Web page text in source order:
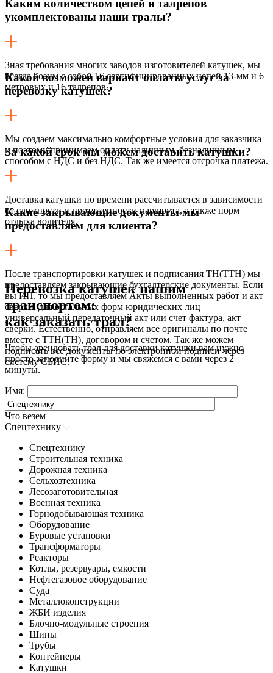
Каким количеством цепей и талрепов
укомплектованы наши тралы?
Зная требования многих заводов изготовителей катушек, мы
всегда возим с собой 16 сертифицированных цепей 13-мм и 6
метровых и 16 талрепов.
Какой возможен вариант оплаты услуг за
перевозку катушек?
Мы создаем максимально комфортные условия для заказчика
и поэтому принимаем оплату наличным, безналичным
способом с НДС и без НДС. Так же имеется отсрочка платежа.
За какой срок мы можем доставить катушки?
Доставка катушки по времени рассчитывается в зависимости
от сложности и протяженности маршрута, а также норм
отдыха водителя.
Какие закрывающие документы мы
предоставляем для клиента?
После транспортировки катушек и подписания ТН(ТТН) мы
предоставляем закрывающие бухгалтерские документы. Если
вы ИП, то мы предоставляем Акты выполненных работ и акт
сверки, для остальных форм юридических лиц –
универсальный передаточный акт или счет фактура, акт
сверки. Естественно, отправляем все оригиналы по почте
вместе с ТТН(ТН), договором и счетом. Так же можем
подписать все документы по электронной подписи через
систему СБИС.
Перевозка катушек нашим
транспортом:
как заказать трал?
Чтобы арендовать трал для доставки катушки вам нужно
просто заполните форму и мы свяжемся с вами через 2
минуты.
Имя:
Что везем
Спецтехнику
Спецтехнику
Строительная техника
Дорожная техника
Сельхозтехника
Лесозаготовительная
Военная техника
Горнодобывающая техника
Оборудование
Буровые установки
Трансформаторы
Реакторы
Котлы, резервуары, емкости
Нефтегазовое оборудование
Cуда
Металлоконструкции
ЖБИ изделия
Блочно-модульные строения
Шины
Трубы
Контейнеры
Катушки